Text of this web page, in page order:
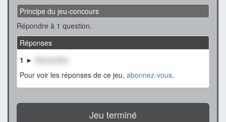
Principe du jeu-concours
Répondre à 1 question.
Réponses
1 ►
Pour voir les réponses de ce jeu, abonnez-vous.
Jeu terminé